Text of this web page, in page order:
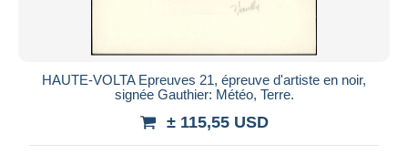
HAUTE-VOLTA Epreuves 21, épreuve d'artiste en noir,
signée Gauthier: Météo, Terre.
± 115,55 USD